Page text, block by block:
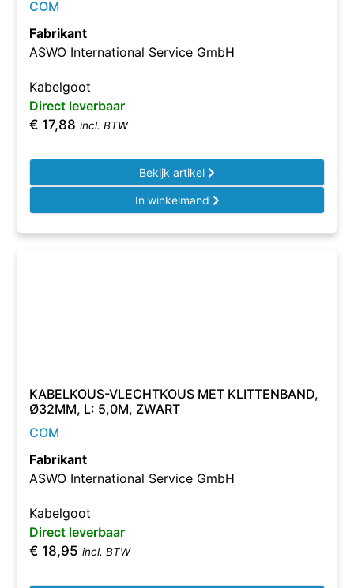
COM
Fabrikant
ASWO International Service GmbH
Kabelgoot
Direct leverbaar
€ 17,88 incl. BTW
Bekijk artikel
In winkelmand
KABELKOUS-VLECHTKOUS MET KLITTENBAND,
Ø32MM, L: 5,0M, ZWART
COM
Fabrikant
ASWO International Service GmbH
Kabelgoot
Direct leverbaar
€ 18,95 incl. BTW